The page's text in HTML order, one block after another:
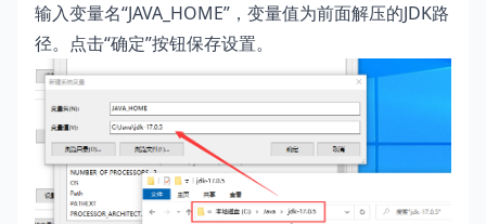
输入变量名“JAVA_HOME”，变量值为前面解压的JDK路
径。点击“确定”按钮保存设置。